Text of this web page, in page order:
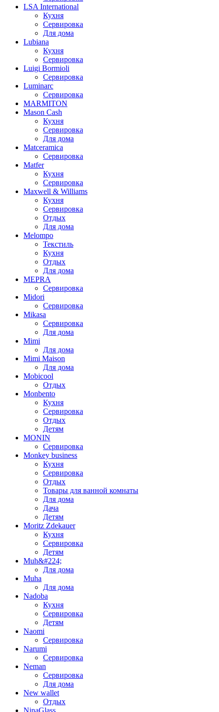
LSA International
Кухня
Сервировка
Для дома
Lubiana
Кухня
Сервировка
Luigi Bormioli
Сервировка
Luminarc
Сервировка
MARMITON
Mason Cash
Кухня
Сервировка
Для дома
Matceramica
Сервировка
Matfer
Кухня
Сервировка
Maxwell & Williams
Кухня
Сервировка
Отдых
Для дома
Melompo
Текстиль
Кухня
Отдых
Для дома
MEPRA
Сервировка
Midori
Сервировка
Mikasa
Сервировка
Для дома
Mimi
Для дома
Mimi Maison
Для дома
Mobicool
Отдых
Monbento
Кухня
Сервировка
Отдых
Детям
MONIN
Сервировка
Monkey business
Кухня
Сервировка
Отдых
Товары для ванной комнаты
Для дома
Дача
Детям
Moritz Zdekauer
Кухня
Сервировка
Детям
Muh&#224;
Для дома
Muha
Для дома
Nadoba
Кухня
Сервировка
Детям
Naomi
Сервировка
Narumi
Сервировка
Neman
Сервировка
Для дома
New wallet
Отдых